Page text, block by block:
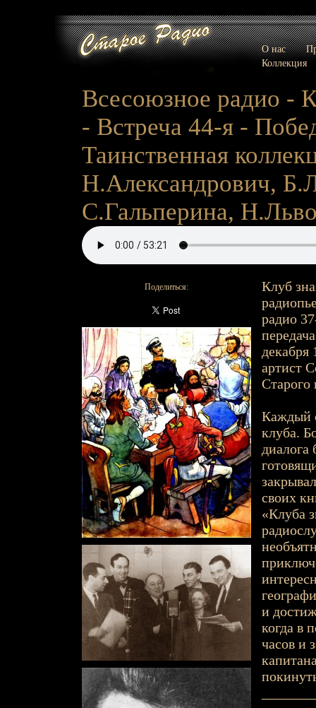
О нас
Коллекция
Всесоюзное радио -
- Встреча 44-я -
Таинственная
Н.Александрович,
С.Гальперина,
Поделиться:
Клуб
радио
декабря
артист
Старого
Каждый
клуба.
своих
«Клуба
и
когда в
часов и